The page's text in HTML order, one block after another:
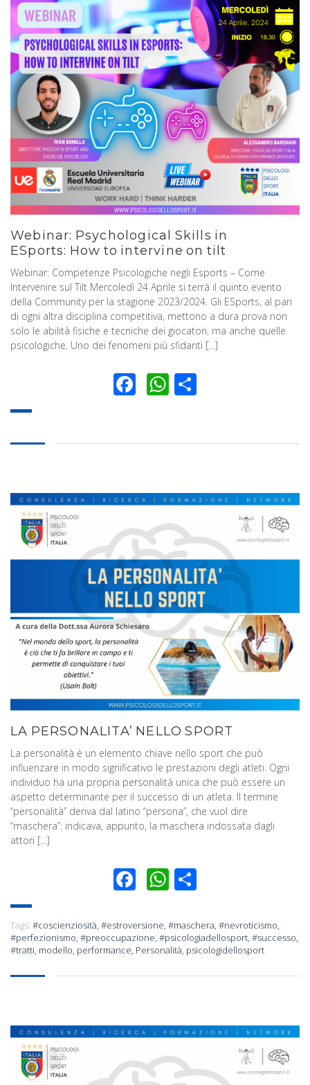
Webinar: Psychological Skills in
ESports: How to intervine on tilt
Webinar: Competenze Psicologiche negli Esports – Come
Intervenire sul Tilt Mercoledì 24 Aprile si terrà il quinto evento
della Community per la stagione 2023/2024. Gli ESports, al pari
di ogni altra disciplina competitiva, mettono a dura prova non
solo le abilità fisiche e tecniche dei giocatori, ma anche quelle
psicologiche. Uno dei fenomeni più sfidanti […]
Facebook
WhatsApp
LA PERSONALITA’ NELLO SPORT
La personalità è un elemento chiave nello sport che può
influenzare in modo significativo le prestazioni degli atleti. Ogni
individuo ha una propria personalità unica che può essere un
aspetto determinante per il successo di un atleta. Il termine
“personalità” deriva dal latino “persona”, che vuol dire
“maschera”: indicava, appunto, la maschera indossata dagli
attori […]
Facebook
WhatsApp
Tags: #coscienziosità #estroversione #maschera #nevroticismo
#perfezionismo #preoccupazione #psicologiadellosport #successo
#tratti modello performance Personalità psicologidellosport